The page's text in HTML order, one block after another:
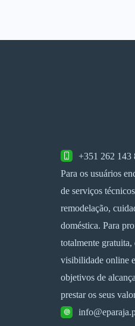
+351 262 143
Para os usuários
de serviços
remodelação,
doméstica. Para
totalmente gratuita,
visibilidade online
objetivos de
prestar os seus